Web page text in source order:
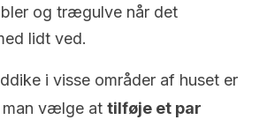
og trægulve når det
lidt ved.
i visse områder af huset er
man vælge at tilføje et par